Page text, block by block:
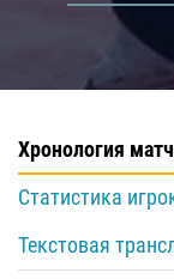
Хронология
Статистика
Текстовая